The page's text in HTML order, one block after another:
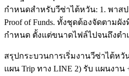
กำหนดสำหรับวีซ่าไต้หวัน: 1. พาสป
Proof of Funds. ทั้งชุดต้องจัดตาม
กำหนด ตั้งแต่ขนาดไฟล์ไปจนถึงตำ
สรุปกระบวนการเริ่มงานวีซ่าไต้หวั
แผน Trip ทาง LINE 2) รับ แผนงาน